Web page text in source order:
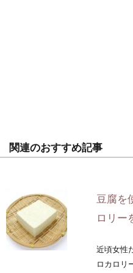
関連のおすすめ記事
豆腐を
ロリー
近頃女性
ロカロリ